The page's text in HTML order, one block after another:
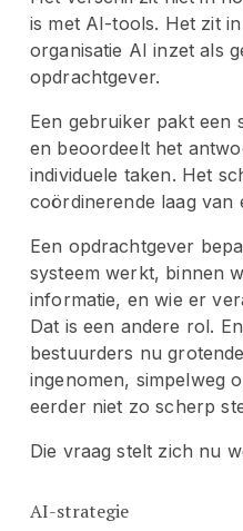
is met AI-tools. Het zit
organisatie AI inzet als
opdrachtgever.
Een gebruiker pakt een
en beoordeelt het
individuele taken. Het
coördinerende laag van
Een opdrachtgever
systeem werkt, binnen
informatie, en wie er
Dat is een andere rol.
bestuurders nu
ingenomen, simpelweg
eerder niet zo scherp
Die vraag stelt zich nu
AI-strategie